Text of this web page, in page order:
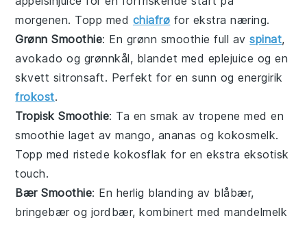
morgenen. Topp med chiafrø for ekstra næring.
Grønn Smoothie: En grønn smoothie full avspinat,
avokado og grønnkål, blandet med eplejuice og en
skvett sitronsaft. Perfekt for en sunn og energirik
frokost.
Tropisk Smoothie: Ta en smak av tropene med en
smoothie laget av mango, ananas og kokosmelk.
Topp med ristede kokosflak for en ekstra eksotisk
touch.
Bær Smoothie: En herlig blanding av blåbær,
bringebær og jordbær, kombinert med mandelmelk